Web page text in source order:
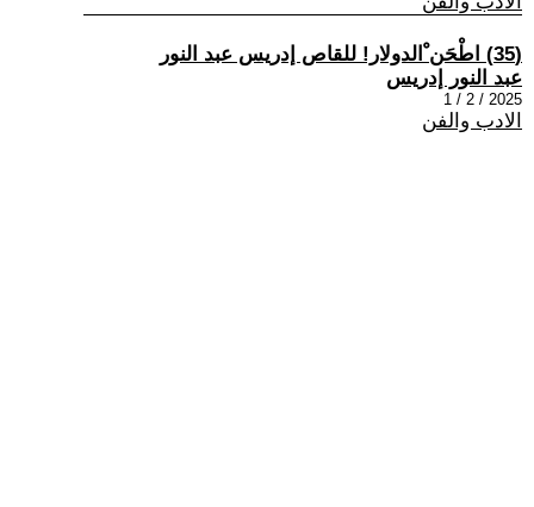
(35) اطْحَن ْالدولار! للقاص إدريس عبد النور
عبد النور إدريس
2025 / 2 / 1
الادب والفن